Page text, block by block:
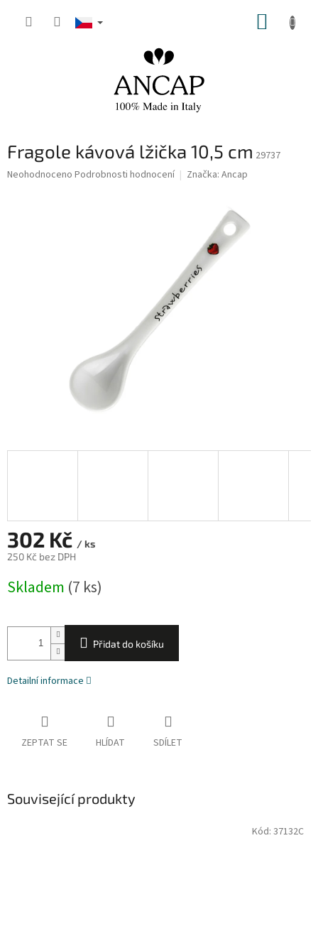
Fragole kávová lžička 10,5 cm 29737
Průměrné
Neohodnoceno Podrobnosti hodnocení Značka: Ancap
302 Kč / ks
250 Kč bez DPH
cena:
Skladem (7 ks)
Přidat do košíku
Detailní informace
ZEPTAT SE HLÍDAT SDÍLET
Související produkty
Kód: 37132C